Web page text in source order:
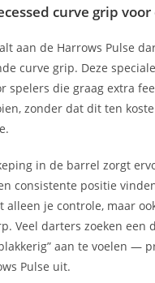
curve grip
aan de Harrows Pulse
curve grip. Deze
spelers die graag extra
zonder dat dit ten
in de barrel zorgt
consistente positie
alleen je controle, maar
Veel darters zoeken een
aan te voelen —
Pulse uit.